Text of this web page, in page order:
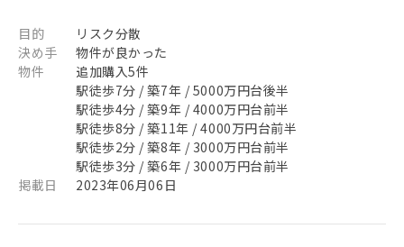
目的
リスク分散
決め手
物件が良かった
物件
追加購入5件
駅徒歩7分 / 築7年 / 5000万円台後半
駅徒歩4分 / 築9年 / 4000万円台前半
駅徒歩8分 / 築11年 / 4000万円台前半
駅徒歩2分 / 築8年 / 3000万円台前半
駅徒歩3分 / 築6年 / 3000万円台前半
掲載日
2023年06月06日